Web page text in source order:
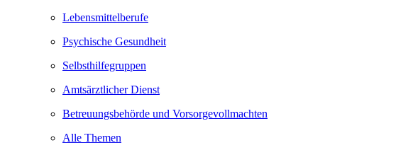
Lebensmittelberufe
Psychische Gesundheit
Selbsthilfegruppen
Amtsärztlicher Dienst
Betreuungsbehörde und Vorsorgevollmachten
Alle Themen